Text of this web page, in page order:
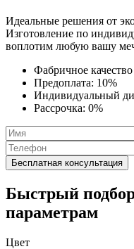
Идеальные решения от
Изготовление по
воплотим любую вашу
Фабричное качество
Предоплата: 10%
Индивидуальный
Рассрочка: 0%
Быстрый
параметрам
Цвет